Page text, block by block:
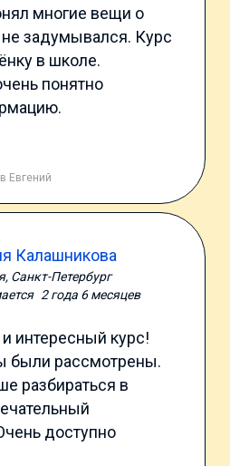
многие вещи о
задумывался. Курс
в школе.
понятно
Евгений
Калашникова
Санкт-Петербург
2 года 6 месяцев
интересный курс!
были рассмотрены.
разбираться в
доступно